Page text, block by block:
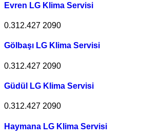
Evren LG Klima Servisi
0.312.427 2090
Gölbaşı LG Klima Servisi
0.312.427 2090
Güdül LG Klima Servisi
0.312.427 2090
Haymana LG Klima Servisi